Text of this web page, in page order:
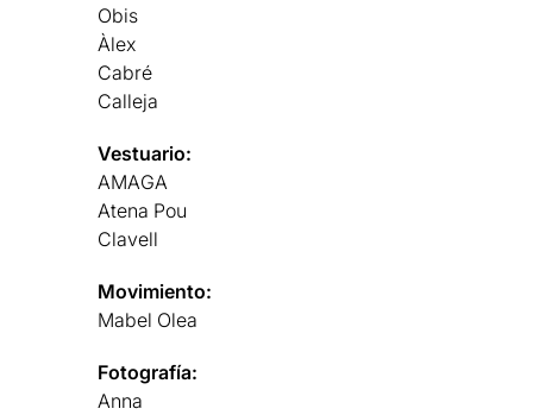
Obis
Àlex
Cabré
Calleja
Vestuario:
AMAGA
Atena Pou
Clavell
Movimiento:
Mabel Olea
Fotografía:
Anna